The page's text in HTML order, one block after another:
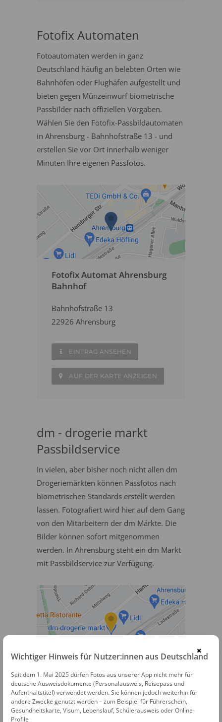
Fotofix Automaten
Fotoautomaten werden in ganz
Deutschland häufig an belebten Orten wie
Bahnhöfen oder Flughäfen aufgestellt und
bieten gegen Münzeinwurf biometrische
Passbilder nach offiziellen Vorgaben.
Wählen Sie den Fotofix-Passbildautomaten
in Ahrensburg - Bahnhofstraße 13 - und
erstellen Sie vor Ort innerhalb weniger
Minuten Ihre eigenen Passfotos.
Fotofix Automat Ahrensburg
Bahnhof
Bahnhofstraße 13
22926 Ahrensburg
EINTRAG ANSEHEN
AUF DER KARTE ANZEIGEN
dm - drogerie markt
Passbildservice
In vielen, aber bisher noch nicht allen dm
Drogeriemärkten können Passfotos nach
biometrischen Standards erstellt werden
lassen. Fotografiert wird hier auf dem Gang
von den Mitarbeitern der dm Märkte. Die
Bilder können sofort mitgenommen
werden. In Ahrensburg steht ein dm Markt
mit Passbildservice zur Verfügung.
dm Passbildservice
Brückenstraße 1
22926 Ahrensburg
×
Wichtiger Hinweis für Nutzer:innen aus Deutschland
Seit dem 1. Mai 2025 dürfen Fotos aus unserer App nicht mehr für
deutsche Ausweisdokumente (Personalausweis, Reisepass und
Aufenthaltstitel) verwendet werden. Sie können jedoch weiterhin für
andere Zwecke genutzt werden – zum Beispiel für Führerschein,
Gesundheitskarte, Visum, Lebenslauf, Schülerausweis oder Online-
Profile